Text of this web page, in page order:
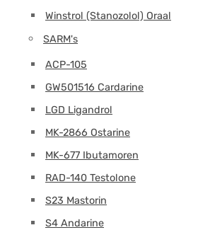
Winstrol (Stanozolol) Oraal
SARM's
ACP-105
GW501516 Cardarine
LGD Ligandrol
MK-2866 Ostarine
MK-677 Ibutamoren
RAD-140 Testolone
S23 Mastorin
S4 Andarine